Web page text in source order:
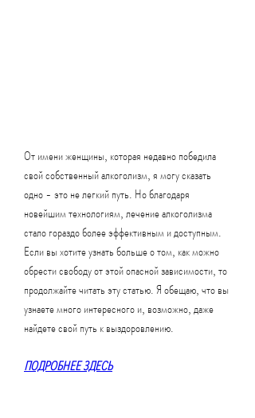
От имени женщины, которая недавно победила
свой собственный алкоголизм, я могу сказать
одно - это не легкий путь. Но благодаря
новейшим технологиям, лечение алкоголизма
стало гораздо более эффективным и доступным.
Если вы хотите узнать больше о том, как можно
обрести свободу от этой опасной зависимости, то
продолжайте читать эту статью. Я обещаю, что вы
узнаете много интересного и, возможно, даже
найдете свой путь к выздоровлению.
ПОДРОБНЕЕ ЗДЕСЬ